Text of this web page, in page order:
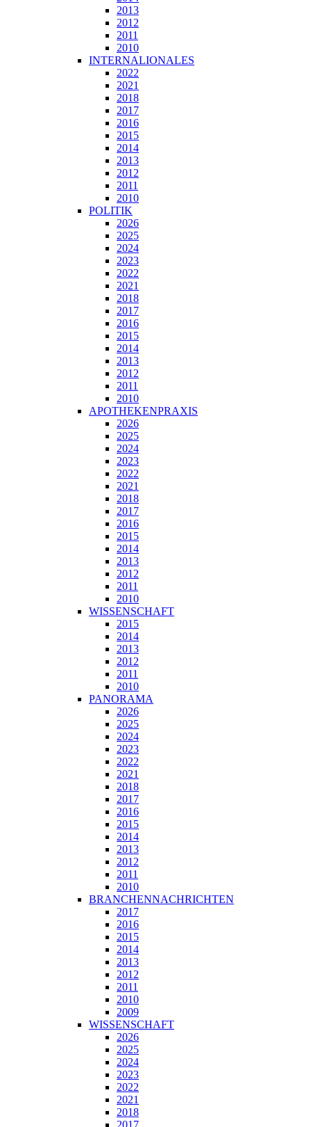
2013
2012
2011
2010
INTERNALIONALES
2022
2021
2018
2017
2016
2015
2014
2013
2012
2011
2010
POLITIK
2026
2025
2024
2023
2022
2021
2018
2017
2016
2015
2014
2013
2012
2011
2010
APOTHEKENPRAXIS
2026
2025
2024
2023
2022
2021
2018
2017
2016
2015
2014
2013
2012
2011
2010
WISSENSCHAFT
2015
2014
2013
2012
2011
2010
PANORAMA
2026
2025
2024
2023
2022
2021
2018
2017
2016
2015
2014
2013
2012
2011
2010
BRANCHENNACHRICHTEN
2017
2016
2015
2014
2013
2012
2011
2010
2009
WISSENSCHAFT
2026
2025
2024
2023
2022
2021
2018
2017